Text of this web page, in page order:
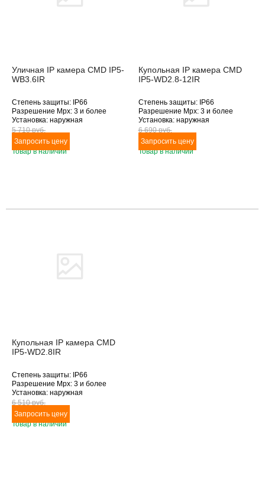
Уличная IP камера CMD IP5-
WB3.6IR
Степень защиты: IP66
Разрешение Mpx: 3 и более
Установка: наружная
Подключение: Ethernet
Дополнительное оснащение:
инфракрасная подсветка
Объектив (фокусное расстояние,
5 710 pуб.
Товар в наличии
Купольная IP камера CMD
IP5-WD2.8-12IR
Степень защиты: IP66
Разрешение Mpx: 3 и более
Установка: наружная
Подключение: Ethernet
Дополнительное оснащение:
антивандальное исполнение,
инфракрасная подсветка
6 690 pуб.
Товар в наличии
Купольная IP камера CMD
IP5-WD2.8IR
Степень защиты: IP66
Разрешение Mpx: 3 и более
Установка: наружная
Подключение: Ethernet
Дополнительное оснащение:
антивандальное исполнение,
инфракрасная подсветка
6 510 pуб.
Товар в наличии